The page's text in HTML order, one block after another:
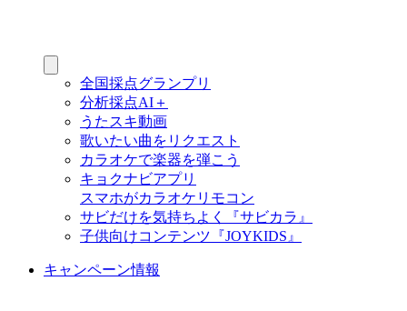
全国採点グランプリ
分析採点AI＋
うたスキ動画
歌いたい曲をリクエスト
カラオケで楽器を弾こう
キョクナビアプリ
スマホがカラオケリモコン
サビだけを気持ちよく『サビカラ』
子供向けコンテンツ『JOYKIDS』
キャンペーン情報